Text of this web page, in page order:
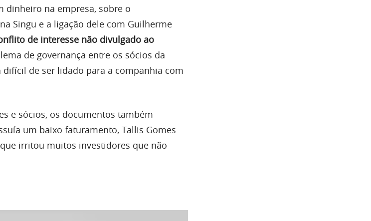
dinheiro na empresa, sobre o
Singu e a ligação dele com Guilherme
de interesse não divulgado ao
de governança entre os sócios da
de ser lidado para a companhia com
e sócios, os documentos também
um baixo faturamento, Tallis Gomes
irritou muitos investidores que não